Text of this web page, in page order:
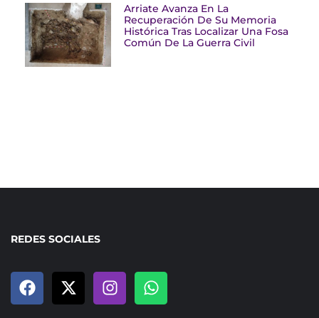
Arriate Avanza En La
Recuperación De Su Memoria
Histórica Tras Localizar Una Fosa
Común De La Guerra Civil
REDES SOCIALES